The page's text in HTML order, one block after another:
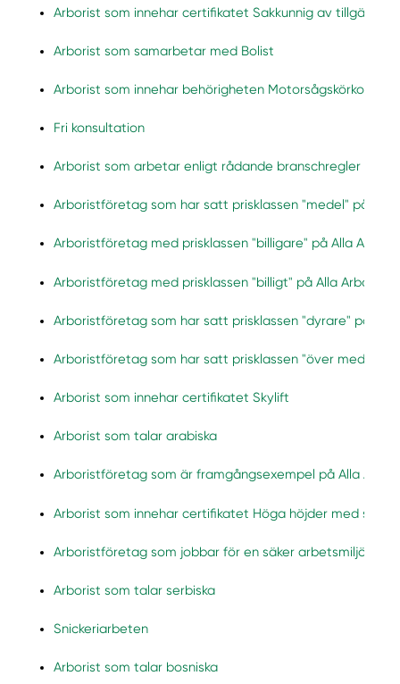
Arborist som innehar certifikatet Sakkunnig av
Arborist som samarbetar med Bolist
Arborist som innehar behörigheten Motorsågskörkort
Fri konsultation
Arborist som arbetar enligt rådande branschregler och
Arboristföretag som har satt prisklassen "medel" på Alla
Arboristföretag med prisklassen "billigare" på Alla
Arboristföretag med prisklassen "billigt" på Alla
Arboristföretag som har satt prisklassen "dyrare" på Alla
Arboristföretag som har satt prisklassen "över medel"
Arborist som innehar certifikatet Skylift
Arborist som talar arabiska
Arboristföretag som är framgångsexempel på Alla
Arborist som innehar certifikatet Höga höjder med
Arboristföretag som jobbar för en säker arbetsmiljö
Arborist som talar serbiska
Snickeriarbeten
Arborist som talar bosniska